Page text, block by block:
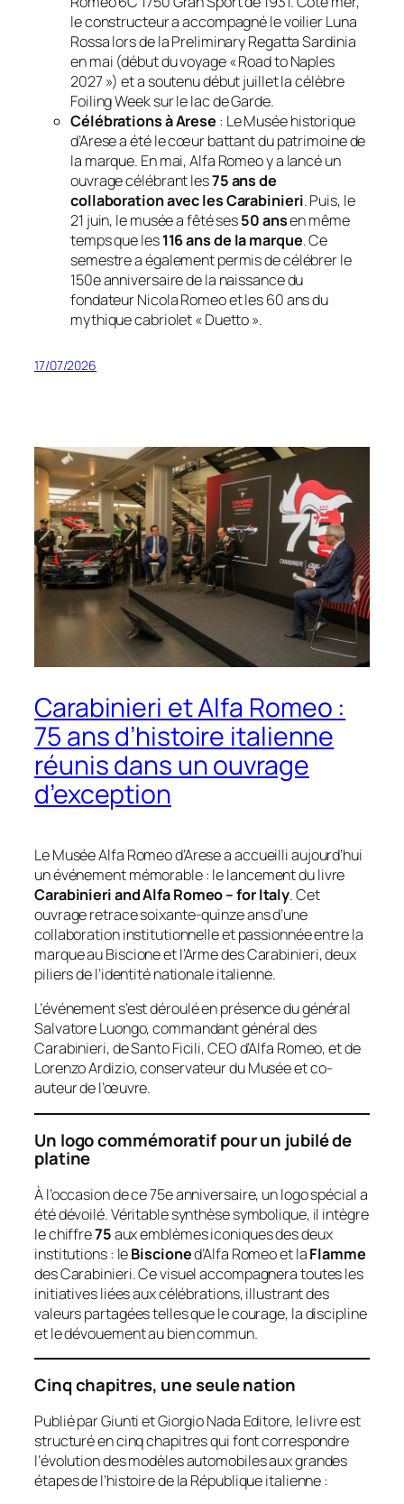
le constructeur a accompagné le voilier Luna
Rossa lors de la Preliminary Regatta Sardinia
en mai (début du voyage « Road to Naples
2027 ») et a soutenu début juillet la célèbre
Foiling Weeksur le lac de Garde.
Célébrations à Arese : Le Musée historique
d’Arese a été le cœur battant du patrimoine de
la marque. En mai, Alfa Romeo y a lancé un
ouvrage célébrant les75 ans de
collaboration avec les Carabinieri. Puis, le
21 juin, le musée a fêté ses50 ansen même
temps que les116 ans de la marque. Ce
semestre a également permis de célébrer le
150e anniversaire de la naissance du
fondateur Nicola Romeo et les 60 ans du
mythique cabriolet « Duetto ».
17/07/2026
Carabinieri et Alfa Romeo :
75 ans d’histoire italienne
réunis dans un ouvrage
d’exception
Le Musée Alfa Romeo d’Arese a accueilli aujourd’hui
un événement mémorable : le lancement du livre
Carabinieri and Alfa Romeo – for Italy. Cet
ouvrage retrace soixante-quinze ans d’une
collaboration institutionnelle et passionnée entre la
marque au Biscione et l’Arme des Carabinieri, deux
piliers de l’identité nationale italienne.
L’événement s’est déroulé en présence du général
Salvatore Luongo, commandant général des
Carabinieri, de Santo Ficili, CEO d’Alfa Romeo, et de
Lorenzo Ardizio, conservateur du Musée et co-
auteur de l’œuvre.
Un logo commémoratif pour un jubilé de
platine
À l’occasion de ce 75e anniversaire, un logo spécial a
été dévoilé. Véritable synthèse symbolique, il intègre
le chiffre75aux emblèmes iconiques des deux
institutions : leBiscioned’Alfa Romeo et laFlamme
des Carabinieri. Ce visuel accompagnera toutes les
initiatives liées aux célébrations, illustrant des
valeurs partagées telles que le courage, la discipline
et le dévouement au bien commun.
Cinq chapitres, une seule nation
Publié par Giunti et Giorgio Nada Editore, le livre est
structuré en cinq chapitres qui font correspondre
l’évolution des modèles automobiles aux grandes
étapes de l’histoire de la République italienne :